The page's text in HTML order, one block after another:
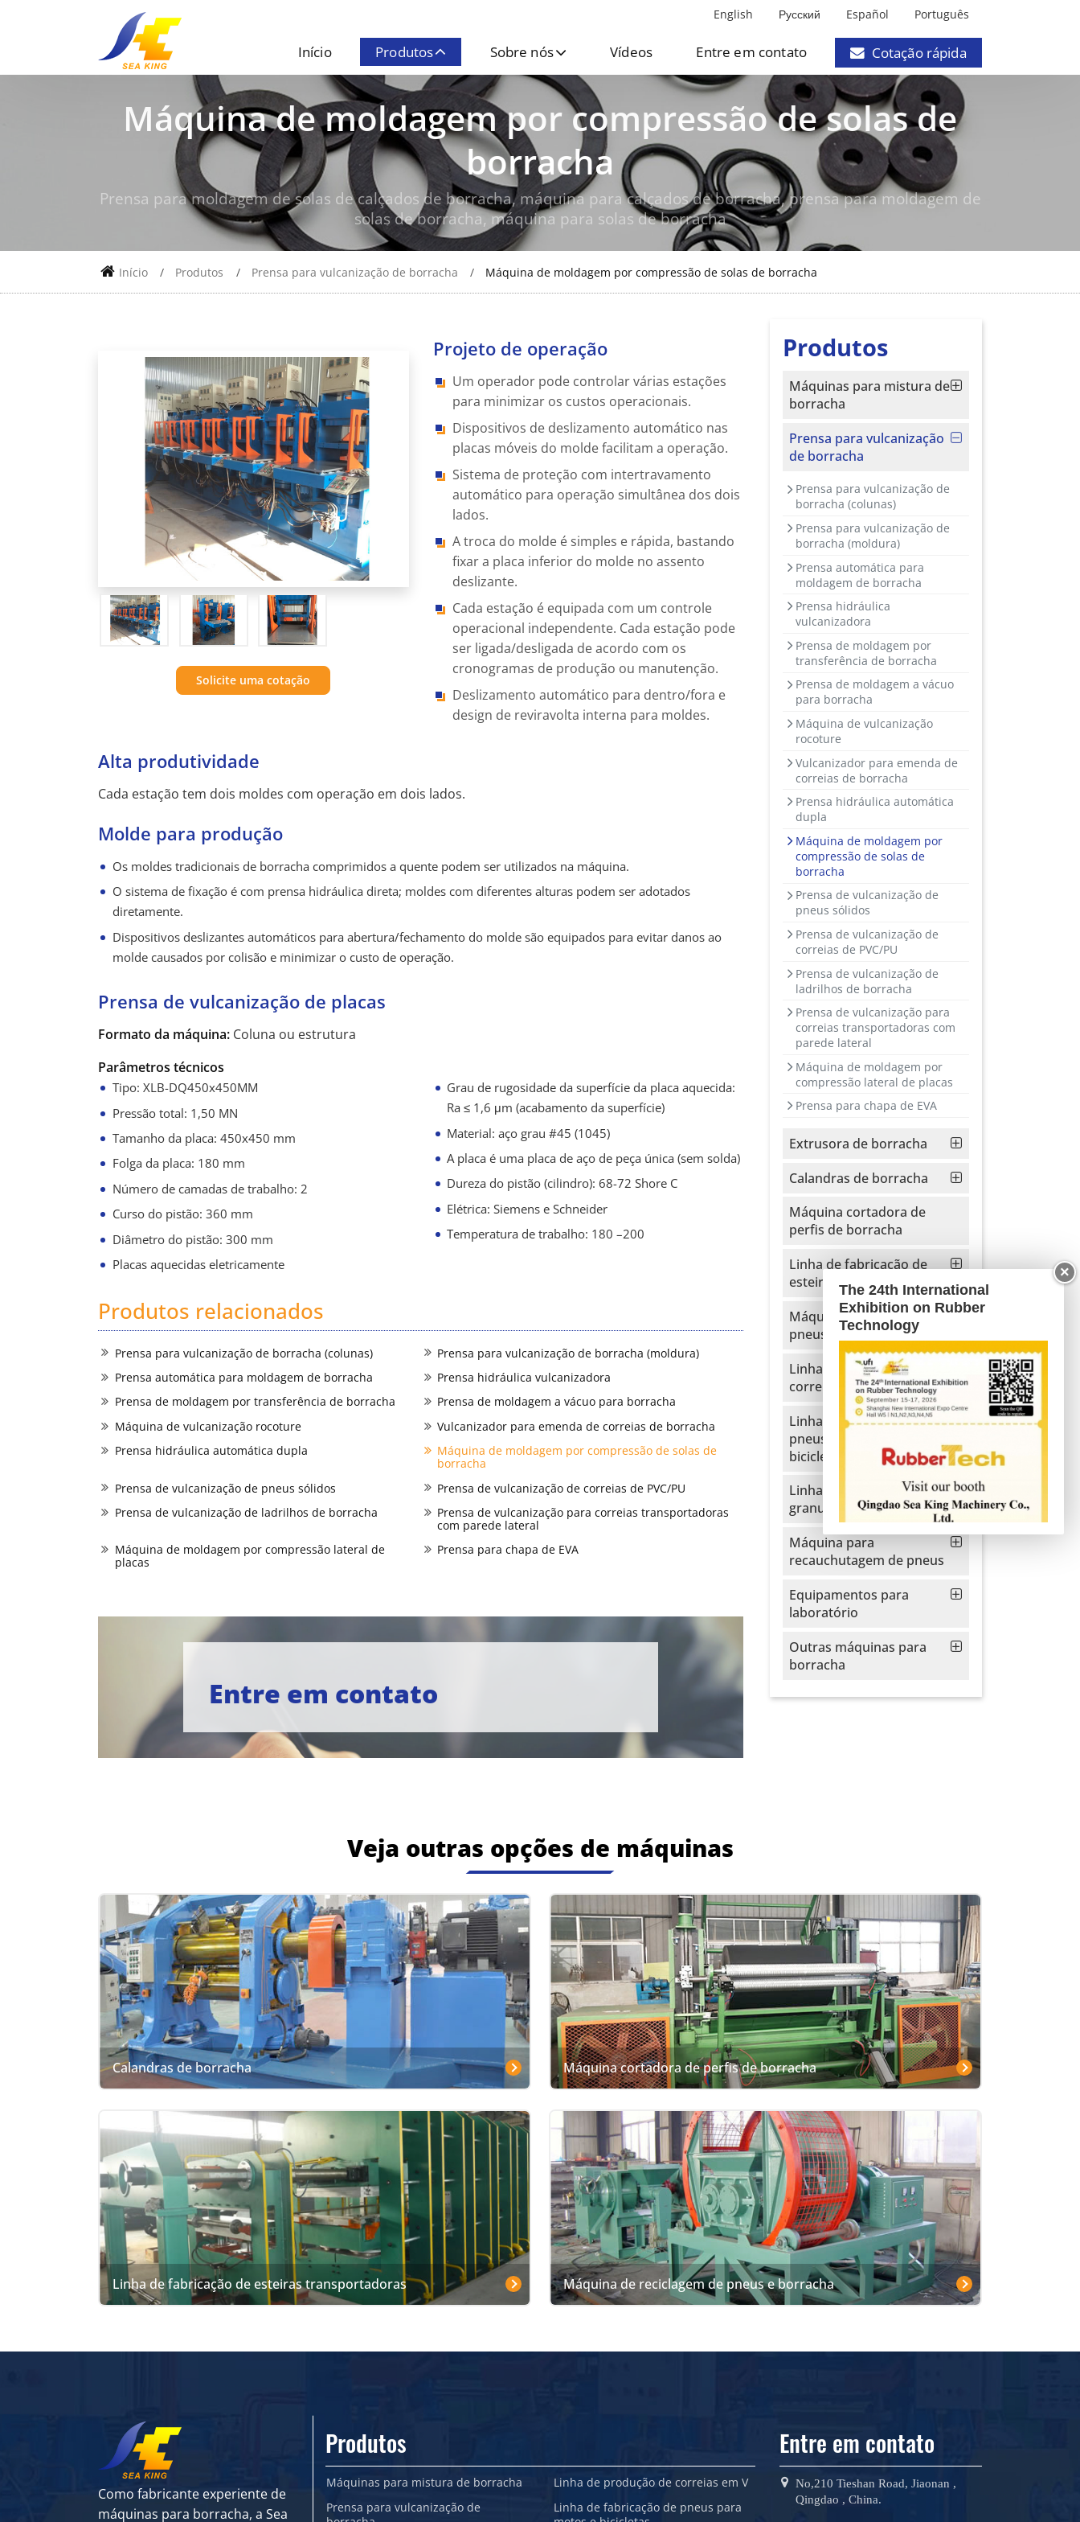
English Русский Español Português
Início Produtos Sobre nós Vídeos Entre em contato Cotação rápida
Máquina de moldagem por compressão de solas de
borracha
Prensa para moldagem de solas de calçados de borracha, máquina para calçados de borracha, prensa para moldagem de
solas de borracha, máquina para solas de borracha
Início Produtos Prensa para vulcanização de borracha Máquina de moldagem por compressão de solas de borracha
Solicite uma cotação
Projeto de operação
Um operador pode controlar várias estações
para minimizar os custos operacionais.
Dispositivos de deslizamento automático nas
placas móveis do molde facilitam a operação.
Sistema de proteção com intertravamento
automático para operação simultânea dos dois
lados.
A troca do molde é simples e rápida, bastando
fixar a placa inferior do molde no assento
deslizante.
Cada estação é equipada com um controle
operacional independente. Cada estação pode
ser ligada/desligada de acordo com os
cronogramas de produção ou manutenção.
Deslizamento automático para dentro/fora e
design de reviravolta interna para moldes.
Alta produtividade
Cada estação tem dois moldes com operação em dois lados.
Molde para produção
Os moldes tradicionais de borracha comprimidos a quente podem ser utilizados na máquina.
O sistema de fixação é com prensa hidráulica direta; moldes com diferentes alturas podem ser adotados
diretamente.
Dispositivos deslizantes automáticos para abertura/fechamento do molde são equipados para evitar danos ao
molde causados por colisão e minimizar o custo de operação.
Prensa de vulcanização de placas
Formato da máquina: Coluna ou estrutura
Parâmetros técnicos
Tipo: XLB-DQ450x450MM
Pressão total: 1,50 MN
Tamanho da placa: 450x450 mm
Folga da placa: 180 mm
Número de camadas de trabalho: 2
Curso do pistão: 360 mm
Diâmetro do pistão: 300 mm
Placas aquecidas eletricamente
Grau de rugosidade da superfície da placa aquecida:
Ra ≤ 1,6 μm (acabamento da superfície)
Material: aço grau #45 (1045)
A placa é uma placa de aço de peça única (sem solda)
Dureza do pistão (cilindro): 68-72 Shore C
Elétrica: Siemens e Schneider
Temperatura de trabalho: 180 –200
Produtos relacionados
Prensa para vulcanização de borracha (colunas)
Prensa para vulcanização de borracha (moldura)
Prensa automática para moldagem de borracha
Prensa hidráulica vulcanizadora
Prensa de moldagem por transferência de borracha
Prensa de moldagem a vácuo para borracha
Máquina de vulcanização rocoture
Vulcanizador para emenda de correias de borracha
Prensa hidráulica automática dupla
Máquina de moldagem por compressão de solas de
borracha
Prensa de vulcanização de pneus sólidos
Prensa de vulcanização de correias de PVC/PU
Prensa de vulcanização de ladrilhos de borracha
Prensa de vulcanização para correias transportadoras
com parede lateral
Máquina de moldagem por compressão lateral de
placas
Prensa para chapa de EVA
Entre em contato
Produtos
Máquinas para mistura de
borracha
Prensa para vulcanização
de borracha
Prensa para vulcanização de
borracha (colunas)
Prensa para vulcanização de
borracha (moldura)
Prensa automática para
moldagem de borracha
Prensa hidráulica
vulcanizadora
Prensa de moldagem por
transferência de borracha
Prensa de moldagem a vácuo
para borracha
Máquina de vulcanização
rocoture
Vulcanizador para emenda de
correias de borracha
Prensa hidráulica automática
dupla
Máquina de moldagem por
compressão de solas de
borracha
Prensa de vulcanização de
pneus sólidos
Prensa de vulcanização de
correias de PVC/PU
Prensa de vulcanização de
ladrilhos de borracha
Prensa de vulcanização para
correias transportadoras com
parede lateral
Máquina de moldagem por
compressão lateral de placas
Prensa para chapa de EVA
Extrusora de borracha
Calandras de borracha
Máquina cortadora de
perfis de borracha
Linha de fabricação de
esteiras transportadoras
Máquina de reciclagem de
pneus e borracha
Linha de produção de
correias em V
Linha de fabricação de
pneus para motos e
bicicletas
Linha de extrusão e
granulação de EVA
Máquina para
recauchutagem de pneus
Equipamentos para
laboratório
Outras máquinas para
borracha
Veja outras opções de máquinas
Calandras de borracha Máquina cortadora de perfis de borracha
Linha de fabricação de esteiras transportadoras Máquina de reciclagem de pneus e borracha
Como fabricante experiente de
máquinas para borracha, a Sea
Produtos
Máquinas para mistura de borracha
Prensa para vulcanização de
Linha de produção de correias em V
Linha de fabricação de pneus para
Entre em contato
No,210 Tieshan Road, Jiaonan ,
Qingdao , China.
×
The 24th International
Exhibition on Rubber
Technology